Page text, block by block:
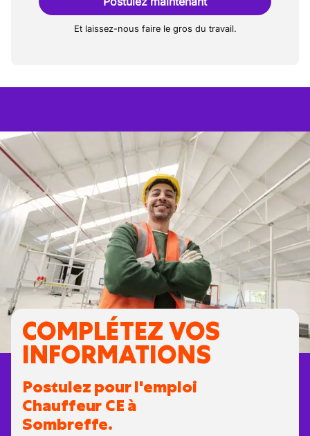
Et laissez-nous faire le gros du travail.
COMPLÉTEZ VOS
INFORMATIONS
Postulez pour l'emploi
Chauffeur CE à
Sombreffe.